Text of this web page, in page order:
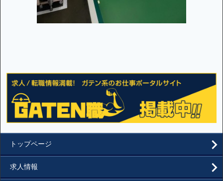
トップページ
求人情報